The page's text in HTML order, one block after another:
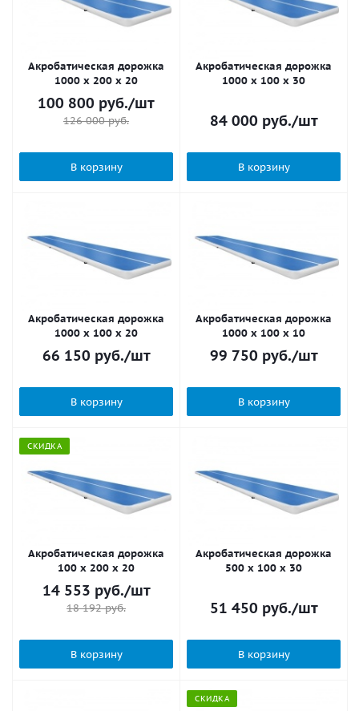
Акробатическая дорожка
1000 x 200 x 20
100 800 руб./шт
126 000руб.
В корзину
Акробатическая дорожка
1000 x 100 x 30
84 000 руб./шт
В корзину
Акробатическая дорожка
1000 x 100 x 20
66 150 руб./шт
В корзину
Акробатическая дорожка
1000 x 100 x 10
99 750 руб./шт
В корзину
СКИДКА
Акробатическая дорожка
100 x 200 x 20
14 553 руб./шт
18 192руб.
В корзину
Акробатическая дорожка
500 x 100 x 30
51 450 руб./шт
В корзину
СКИДКА